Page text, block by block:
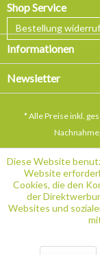
Shop Service
Bestellung
Informationen
Newsletter
* Alle Preise inkl.
Diese Website
Website
Cookies, die den
der
Websites und